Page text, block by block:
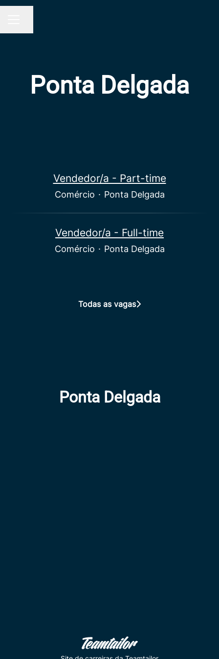
Ponta Delgada
Vendedor/a - Part-time
Comércio · Ponta Delgada
Vendedor/a - Full-time
Comércio · Ponta Delgada
Todas as vagas
Ponta Delgada